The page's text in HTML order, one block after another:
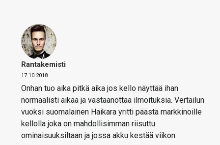
Rantakemisti
17.10.2018
Onhan tuo aika pitkä aika jos kello näyttää ihan
normaalisti aikaa ja vastaanottaa ilmoituksia. Vertailun
vuoksi suomalainen Haikara yritti päästä markkinoille
kellolla joka on mahdollisimman riisuttu
ominaisuuksiltaan ja jossa akku kestää viikon.